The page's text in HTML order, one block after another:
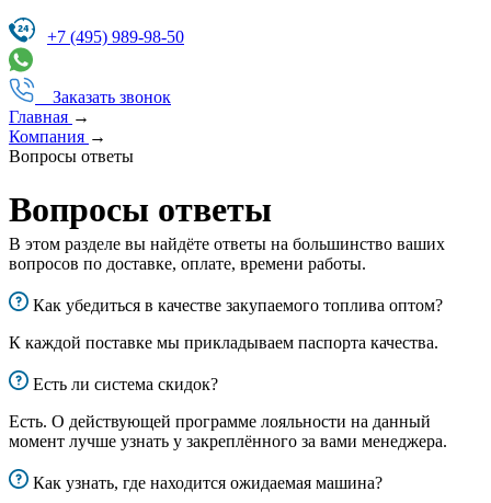
+7 (495) 989-98-50
Заказать звонок
Главная →
Компания →
Вопросы ответы
Вопросы ответы
В этом разделе вы найдёте ответы на большинство ваших
вопросов по доставке, оплате, времени работы.
Как убедиться в качестве закупаемого топлива оптом?
К каждой поставке мы прикладываем паспорта качества.
Есть ли система скидок?
Есть. О действующей программе лояльности на данный
момент лучше узнать у закреплённого за вами менеджера.
Как узнать, где находится ожидаемая машина?